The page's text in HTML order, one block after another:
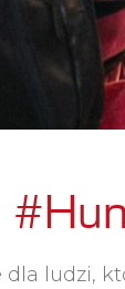
ludzi,